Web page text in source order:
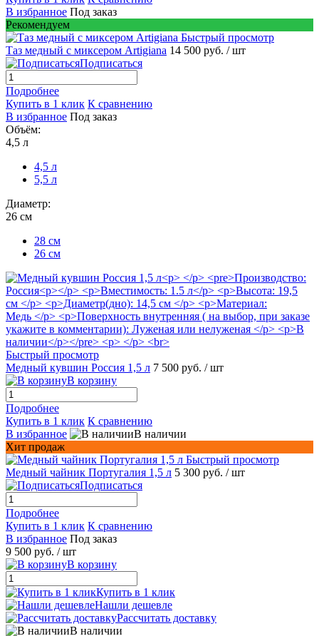
В избранное Под заказ
Рекомендуем
Быстрый просмотр
Таз медный с миксером Artigiana 14 500 руб. / шт
Подписаться
Подробнее
Купить в 1 клик К сравнению
В избранное Под заказ
Объём:
4,5 л
4,5 л
5,5 л
Диаметр:
26 см
28 см
26 см
Быстрый просмотр
Медный кувшин Россия 1,5 л 7 500 руб. / шт
В корзину
Подробнее
Купить в 1 клик К сравнению
В избранное
В наличии
Хит продаж
Быстрый просмотр
Медный чайник Португалия 1,5 л 5 300 руб. / шт
Подписаться
Подробнее
Купить в 1 клик К сравнению
В избранное Под заказ
9 500 руб. / шт
В корзину
Купить в 1 клик
Нашли дешевле
Рассчитать доставку
В наличии